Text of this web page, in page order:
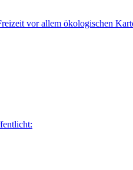
vor allem ökologischen